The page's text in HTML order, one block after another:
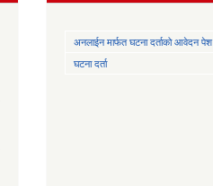
अनलाईन मार्फत घटना दर्ताको आवेदन पेश
घटना दर्ता